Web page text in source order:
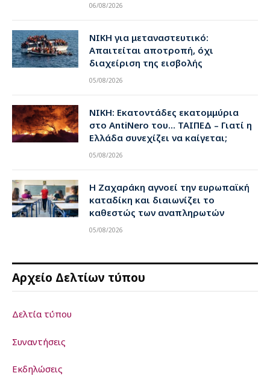
06/08/2026
ΝΙΚΗ για μεταναστευτικό:
Απαιτείται αποτροπή, όχι
διαχείριση της εισβολής
05/08/2026
ΝΙΚΗ: Εκατοντάδες εκατομμύρια
στο AntiNero του… ΤΑΙΠΕΔ – Γιατί η
Ελλάδα συνεχίζει να καίγεται;
05/08/2026
Η Ζαχαράκη αγνοεί την ευρωπαϊκή
καταδίκη και διαιωνίζει το
καθεστώς των αναπληρωτών
05/08/2026
Αρχείο Δελτίων τύπου
Δελτία τύπου
Συναντήσεις
Εκδηλώσεις